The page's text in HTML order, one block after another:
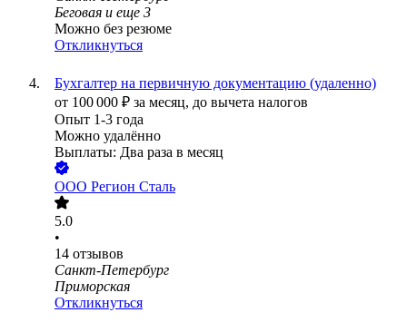
Беговая и еще 3
Можно без резюме
Откликнуться
Бухгалтер на первичную документацию (удаленно)
от 100 000 ₽ за месяц, до вычета налогов
Опыт 1-3 года
Можно удалённо
Выплаты: Два раза в месяц
ООО Регион Сталь
5.0
•
14 отзывов
Санкт-Петербург
Приморская
Откликнуться